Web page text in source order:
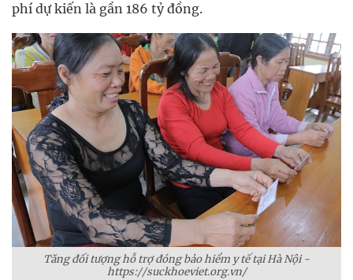
phí dự kiến là gần 186 tỷ đồng.
Tăng đối tượng hỗ trợ đóng bảo hiểm y tế tại Hà Nội -
https://suckhoeviet.org.vn/